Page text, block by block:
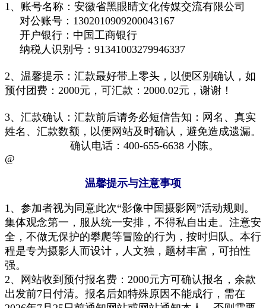
1、 账号名称：安徽省黑眼睛文化传媒交流有限公司
对公账号：1302010909200043167
开户银行： 中国工商银行
纳税人识别号：91341003279946337
2、温馨提示：汇款最好带上零头，以便区别确认，如
预付团费：2000元，可汇款：2000.02元，谢谢！
3、汇款确认： 汇款前后请务必短信告知：网名、真实
姓名、汇款数额，以便网站及时确认， 避免造成遗漏。
确认电话：400-655-6638 小陈。
@
温馨提示与注意事项
1、参加者视为同意此次“影像中国摄影网 ”活动规则。
集体观念第一，服从统一安排，不得私自出走。注意安
全，不做无保护的攀爬等冒险的行为，按时归队。 本行
程是专为摄影人而设计， 人文独 ，题材丰富，可拍性
强。
2、网站收到预付报名费：2000元方可确认报名 ，余款
出发前7日付清。 报名后如特殊原因不能成行，需在